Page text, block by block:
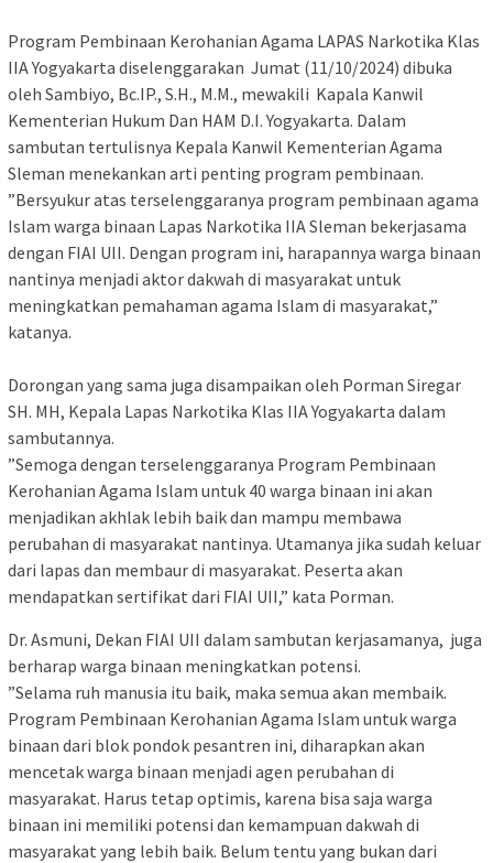
Program Pembinaan Kerohanian Agama LAPAS Narkotika Klas
IIA Yogyakarta diselenggarakan Jumat (11/10/2024) dibuka
oleh Sambiyo, Bc.IP., S.H., M.M., mewakili Kapala Kanwil
Kementerian Hukum Dan HAM D.I. Yogyakarta. Dalam
sambutan tertulisnya Kepala Kanwil Kementerian Agama
Sleman menekankan arti penting program pembinaan.
”Bersyukur atas terselenggaranya program pembinaan agama
Islam warga binaan Lapas Narkotika IIA Sleman bekerjasama
dengan FIAI UII. Dengan program ini, harapannya warga binaan
nantinya menjadi aktor dakwah di masyarakat untuk
meningkatkan pemahaman agama Islam di masyarakat,”
katanya.
Dorongan yang sama juga disampaikan oleh Porman Siregar
SH. MH, Kepala Lapas Narkotika Klas IIA Yogyakarta dalam
sambutannya.
”Semoga dengan terselenggaranya Program Pembinaan
Kerohanian Agama Islam untuk 40 warga binaan ini akan
menjadikan akhlak lebih baik dan mampu membawa
perubahan di masyarakat nantinya. Utamanya jika sudah keluar
dari lapas dan membaur di masyarakat. Peserta akan
mendapatkan sertifikat dari FIAI UII,” kata Porman.
Dr. Asmuni, Dekan FIAI UII dalam sambutan kerjasamanya, juga
berharap warga binaan meningkatkan potensi.
”Selama ruh manusia itu baik, maka semua akan membaik.
Program Pembinaan Kerohanian Agama Islam untuk warga
binaan dari blok pondok pesantren ini, diharapkan akan
mencetak warga binaan menjadi agen perubahan di
masyarakat. Harus tetap optimis, karena bisa saja warga
binaan ini memiliki potensi dan kemampuan dakwah di
masyarakat yang lebih baik. Belum tentu yang bukan dari